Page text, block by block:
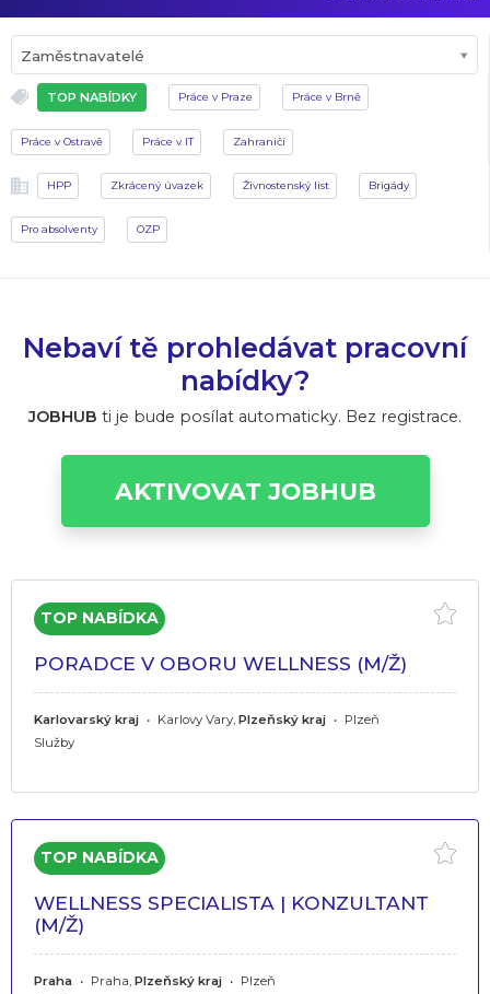
Zaměstnavatelé
TOP NABÍDKY Práce v Praze Práce v Brně
Práce v Ostravě Práce v IT Zahraničí
HPP Zkrácený úvazek Živnostenský list Brigády
Pro absolventy OZP
Nebaví tě prohledávat pracovní
nabídky?
JOBHUB ti je bude posílat automaticky. Bez registrace.
AKTIVOVAT JOBHUB
PORADCE V OBORU WELLNESS (M/Ž)
Karlovarský kraj • Karlovy Vary, Plzeňský kraj • Plzeň
Služby
WELLNESS SPECIALISTA | KONZULTANT
(M/Ž)
Praha • Praha, Plzeňský kraj • Plzeň